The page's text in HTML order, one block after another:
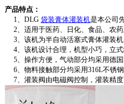
产品特点：
1、DLG 袋装膏体灌装机是本公司
2、适用于医药、日化、食品、农药
3、该机为半自动活塞式膏体灌装机
4、该机设计合理，机型小巧，立式
5、操作方便，气动部分均采用德国
6、物料接触部分均采用316L不锈
7、灌装阀由电磁阀控制，灌装精度